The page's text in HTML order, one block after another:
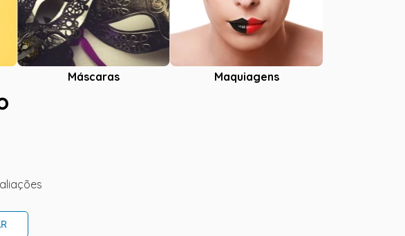
Máscaras Maquiagens